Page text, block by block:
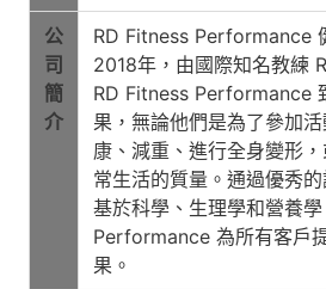
公
司
簡
介
RD Fitness Performance
2018年，由國際知名教練
RD Fitness Performance
果，無論他們是為了參加
康、減重、進行全身變形
常生活的質量。通過優秀的
基於科學、生理學和營養
Performance 為所有客戶
果。